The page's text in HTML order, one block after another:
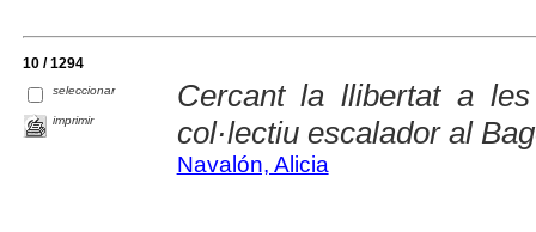
10 / 1294
seleccionar
imprimir
Cercant la llibertat a
col·lectiu escalador al
Navalón, Alicia